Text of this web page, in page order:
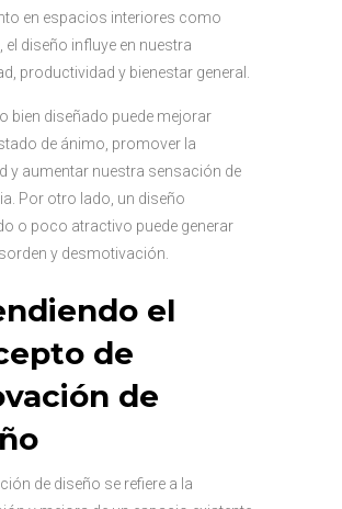
en espacios interiores como
el diseño influye en nuestra
productividad y bienestar general.
bien diseñado puede mejorar
de ánimo, promover la
y aumentar nuestra sensación de
Por otro lado, un diseño
o poco atractivo puede generar
y desmotivación.
el
de
de
de diseño se refiere a la